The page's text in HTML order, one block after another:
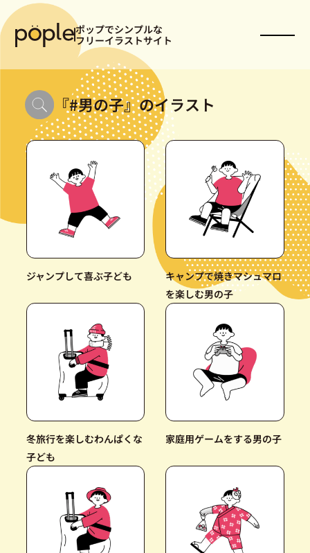
ポップでシンプルな
フリーイラストサイト
『#男の子』のイラスト
ジャンプして喜ぶ子ども
キャンプで焼きマシュマロ
を楽しむ男の子
冬旅行を楽しむわんぱくな
子ども
家庭用ゲームをする男の子